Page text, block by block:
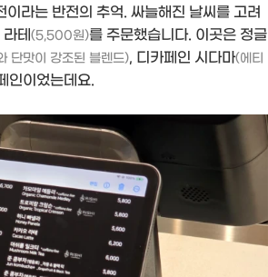
라는 반전의 추억. 싸늘해진 날씨를 고려
테 (5,500원)를 주문했습니다. 이곳은 정글
단맛이 강조된 블렌드), 디카페인 시다마(에티
인이었는데요.